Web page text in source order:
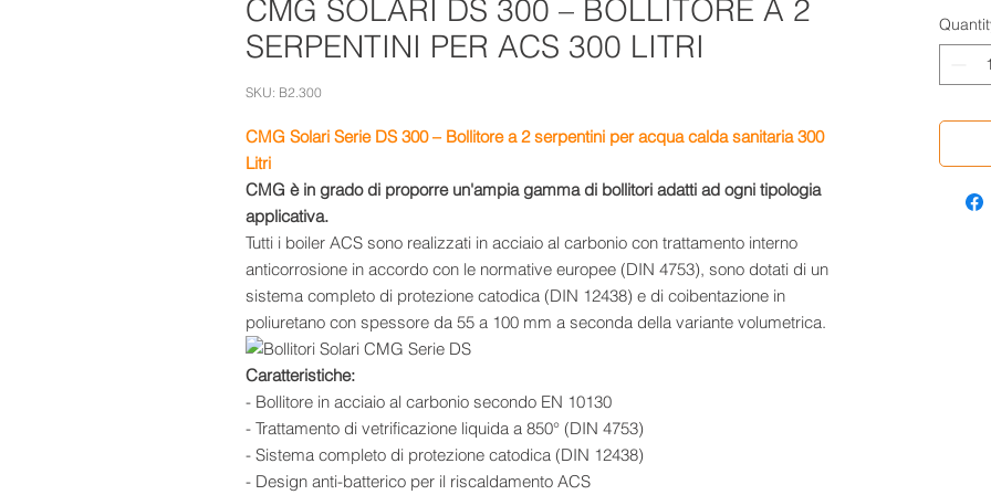
CMG SOLARI DS 300 – BOLLITORE A 2
SERPENTINI PER ACS 300 LITRI
SKU: B2.300
CMG Solari Serie DS 300 – Bollitore a 2 serpentini per acqua calda sanitaria 300
Litri
CMG è in grado di proporre un'ampia gamma di bollitori adatti ad ogni tipologia
applicativa.
Tutti i boiler ACS sono realizzati in acciaio al carbonio con trattamento interno
anticorrosione in accordo con le normative europee (DIN 4753), sono dotati di un
sistema completo di protezione catodica (DIN 12438) e di coibentazione in
poliuretano con spessore da 55 a 100 mm a seconda della variante volumetrica.
Caratteristiche:
- Bollitore in acciaio al carbonio secondo EN 10130
- Trattamento di vetrificazione liquida a 850° (DIN 4753)
- Sistema completo di protezione catodica (DIN 12438)
- Design anti-batterico per il riscaldamento ACS